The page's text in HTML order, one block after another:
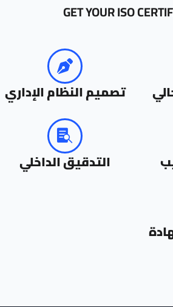
GET YOUR ISO
تصميم النظام الإداري
التدقيق الداخلي